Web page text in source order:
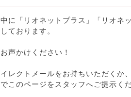
に「リオネットプラス」「リオネ
ております。
声かけください！
レクトメールをお持ちいただくか、
このページをスタッフへご提示くだ